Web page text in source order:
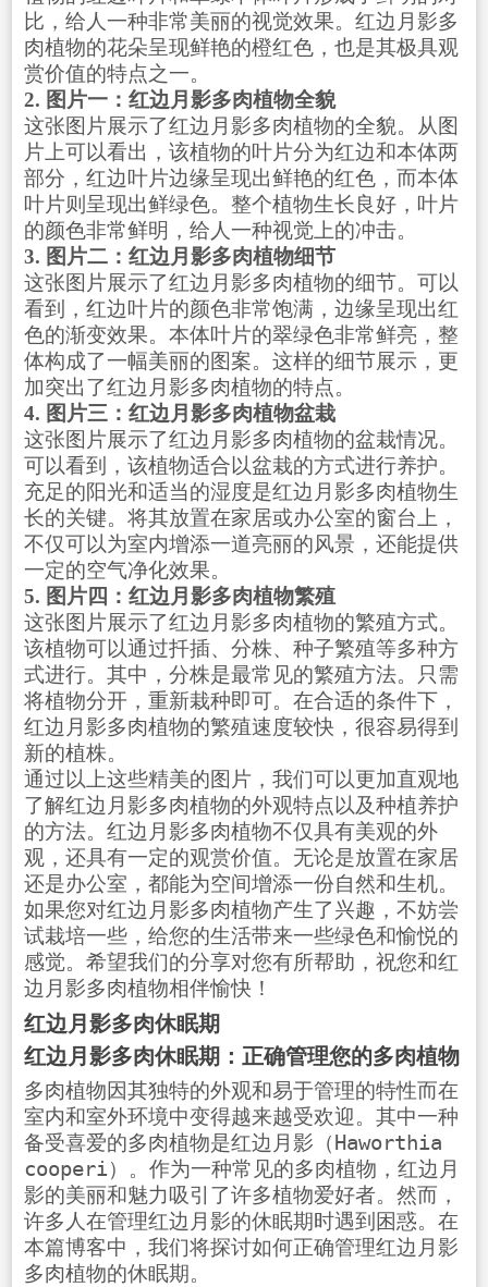
比，给人一种非常美丽的视觉效果。红边月影多
肉植物的花朵呈现鲜艳的橙红色，也是其极具观
赏价值的特点之一。
2. 图片一：红边月影多肉植物全貌
这张图片展示了红边月影多肉植物的全貌。从图
片上可以看出，该植物的叶片分为红边和本体两
部分，红边叶片边缘呈现出鲜艳的红色，而本体
叶片则呈现出鲜绿色。整个植物生长良好，叶片
的颜色非常鲜明，给人一种视觉上的冲击。
3. 图片二：红边月影多肉植物细节
这张图片展示了红边月影多肉植物的细节。可以
看到，红边叶片的颜色非常饱满，边缘呈现出红
色的渐变效果。本体叶片的翠绿色非常鲜亮，整
体构成了一幅美丽的图案。这样的细节展示，更
加突出了红边月影多肉植物的特点。
4. 图片三：红边月影多肉植物盆栽
这张图片展示了红边月影多肉植物的盆栽情况。
可以看到，该植物适合以盆栽的方式进行养护。
充足的阳光和适当的湿度是红边月影多肉植物生
长的关键。将其放置在家居或办公室的窗台上，
不仅可以为室内增添一道亮丽的风景，还能提供
一定的空气净化效果。
5. 图片四：红边月影多肉植物繁殖
这张图片展示了红边月影多肉植物的繁殖方式。
该植物可以通过扦插、分株、种子繁殖等多种方
式进行。其中，分株是最常见的繁殖方法。只需
将植物分开，重新栽种即可。在合适的条件下，
红边月影多肉植物的繁殖速度较快，很容易得到
新的植株。
通过以上这些精美的图片，我们可以更加直观地
了解红边月影多肉植物的外观特点以及种植养护
的方法。红边月影多肉植物不仅具有美观的外
观，还具有一定的观赏价值。无论是放置在家居
还是办公室，都能为空间增添一份自然和生机。
如果您对红边月影多肉植物产生了兴趣，不妨尝
试栽培一些，给您的生活带来一些绿色和愉悦的
感觉。希望我们的分享对您有所帮助，祝您和红
边月影多肉植物相伴愉快！
红边月影多肉休眠期
红边月影多肉休眠期：正确管理您的多肉植物
多肉植物因其独特的外观和易于管理的特性而在
室内和室外环境中变得越来越受欢迎。其中一种
备受喜爱的多肉植物是红边月影（Haworthia
cooperi）。作为一种常见的多肉植物，红边月
影的美丽和魅力吸引了许多植物爱好者。然而，
许多人在管理红边月影的休眠期时遇到困惑。在
本篇博客中，我们将探讨如何正确管理红边月影
多肉植物的休眠期。